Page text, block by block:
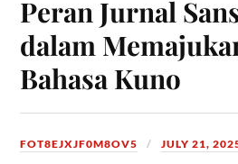
Peran Jurnal
dalam
Bahasa Kuno
FOT8EJXJF0M8OV5 JULY 21,